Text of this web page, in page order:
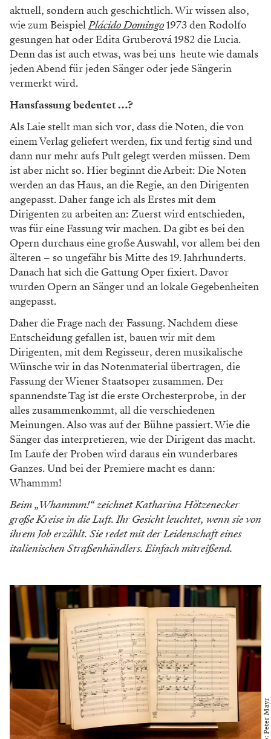
Ach ja: Und sollte zum Beispiel der Chor wegen der
Pandemie ausfallen und das Stück aber trotzdem
gespielt werden, dann müssen Hötzenecker und Co
eine eigene Version dafür bereitstellen.
Die Noten sind unsere ­
Verantwortung. Wir bauen
nach den ­Wünschen des
Dirigenten die Wiener
Fassung ­zusammen.
Katharina Hötzenecker
Ich habe gerade versucht, unseren Leser*innen zu
erklären, was Sie machen.
(Lächelt.)Keine Sorge, es ist schwierig zu beschreiben,
und es ist auch nicht so, dass wir jeden Tag in der Früh
wissen, was wir tun werden. Die Noten, das ist unsere
Verantwortung. Wir sind die Hüter der
Hausfassungen. Wir stellen sie her, und wir hüten sie.
Daher sind wir nicht nur Notenbibliothek, wir sind
auch das Musikarchiv. Wir arbeiten also nicht nur